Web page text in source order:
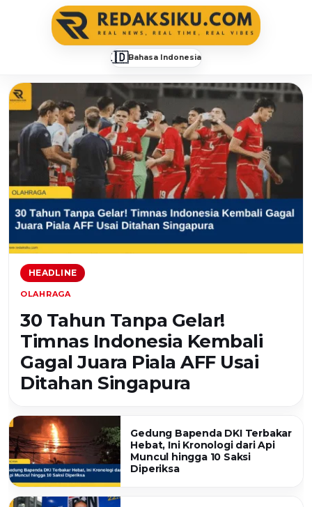
🇮🇩Bahasa Indonesia
redaksiku.com
HEADLINE
OLAHRAGA
30 Tahun Tanpa Gelar!
Timnas Indonesia Kembali
Gagal Juara Piala AFF Usai
Ditahan Singapura
Gedung Bapenda DKI Terbakar
Hebat, Ini Kronologi dari Api
Muncul hingga 10 Saksi
Diperiksa